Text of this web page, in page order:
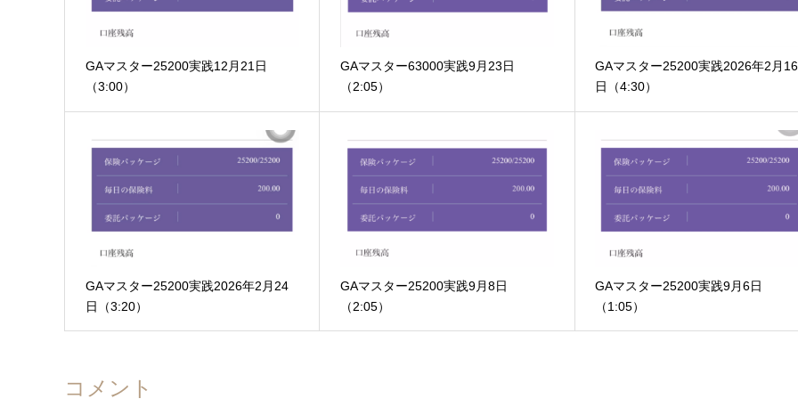
GAマスター25200実践12月21日
（3:00）
GAマスター63000実践9月23日
（2:05）
GAマスター25200実践2026年2月16
日（4:30）
GAマスター25200実践2026年2月24
日（3:20）
GAマスター25200実践9月8日
（2:05）
GAマスター25200実践9月6日
（1:05）
コメント